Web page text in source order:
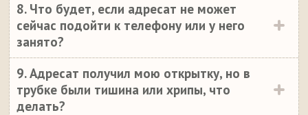
8. Что будет, если адресат не может
сейчас подойти к телефону или у него
занято?
9. Адресат получил мою открытку, но в
трубке были тишина или хрипы, что
делать?